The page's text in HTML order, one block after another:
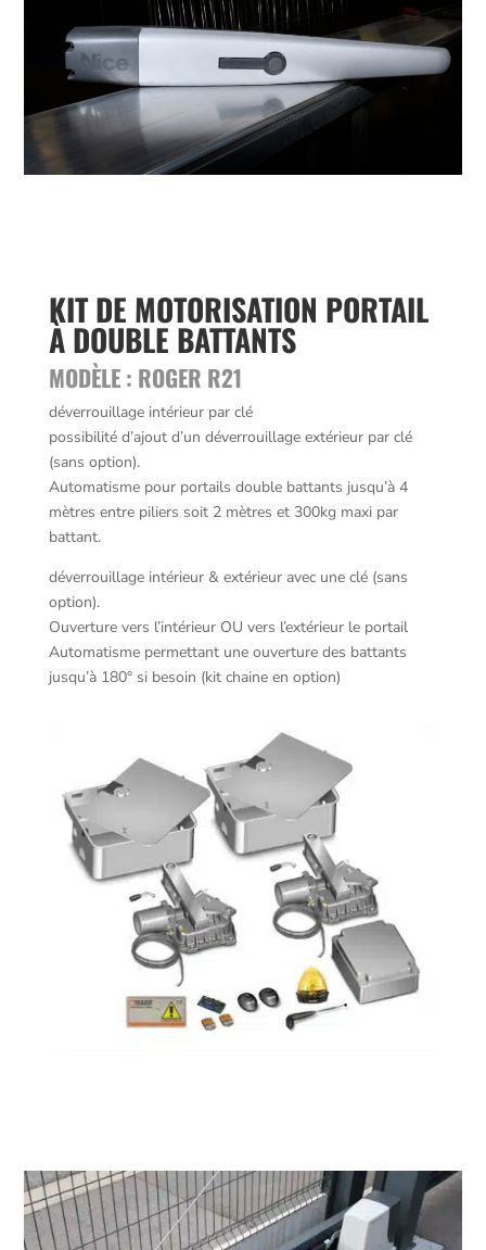
KIT DE MOTORISATION PORTAIL
À DOUBLE BATTANTS
MODÈLE : ROGER R21
déverrouillage intérieur par clé
possibilité d’ajout d’un déverrouillage extérieur par clé
(sans option).
Automatisme pour portails double battants jusqu’à 4
mètres entre piliers soit 2 mètres et 300kg maxi par
battant.
déverrouillage intérieur & extérieur avec une clé (sans
option).
Ouverture vers l’intérieur OU vers l’extérieur le portail
Automatisme permettant une ouverture des battants
jusqu’à 180° si besoin (kit chaine en option)